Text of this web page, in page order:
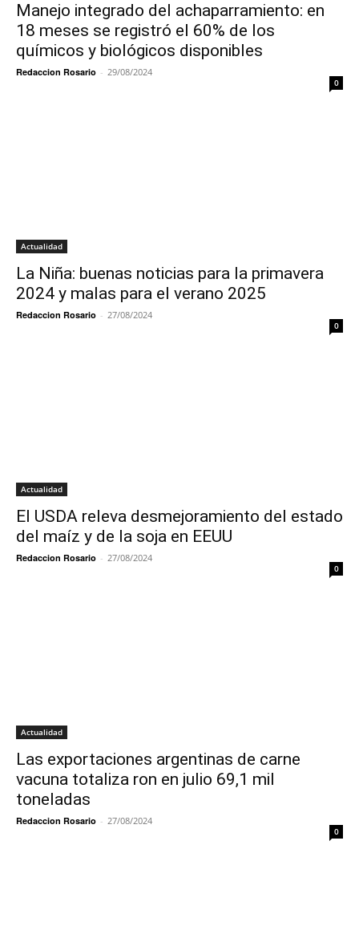
Manejo integrado del achaparramiento: en
18 meses se registró el 60% de los
químicos y biológicos disponibles
Redaccion Rosario - 29/08/2024
0
Actualidad
La Niña: buenas noticias para la primavera
2024 y malas para el verano 2025
Redaccion Rosario - 27/08/2024
0
Actualidad
El USDA releva desmejoramiento del estado
del maíz y de la soja en EEUU
Redaccion Rosario - 27/08/2024
0
Actualidad
Las exportaciones argentinas de carne
vacuna totaliza ron en julio 69,1 mil
toneladas
Redaccion Rosario - 27/08/2024
0